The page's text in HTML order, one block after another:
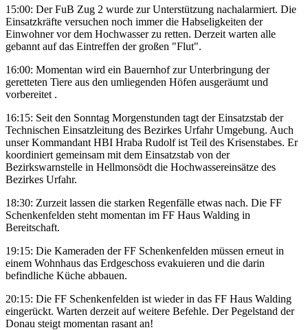
15:00: Der FuB Zug 2 wurde zur Unterstützung nachalarmiert. Die
Einsatzkräfte versuchen noch immer die Habseligkeiten der
Einwohner vor dem Hochwasser zu retten. Derzeit warten alle
gebannt auf das Eintreffen der großen "Flut".
16:00: Momentan wird ein Bauernhof zur Unterbringung der
geretteten Tiere aus den umliegenden Höfen ausgeräumt und
vorbereitet .
16:15: Seit den Sonntag Morgenstunden tagt der Einsatzstab der
Technischen Einsatzleitung des Bezirkes Urfahr Umgebung. Auch
unser Kommandant HBI Hraba Rudolf ist Teil des Krisenstabes. Er
koordiniert gemeinsam mit dem Einsatzstab von der
Bezirkswarnstelle in Hellmonsödt die Hochwassereinsätze des
Bezirkes Urfahr.
18:30: Zurzeit lassen die starken Regenfälle etwas nach. Die FF
Schenkenfelden steht momentan im FF Haus Walding in
Bereitschaft.
19:15: Die Kameraden der FF Schenkenfelden müssen erneut in
einem Wohnhaus das Erdgeschoss evakuieren und die darin
befindliche Küche abbauen.
20:15: Die FF Schenkenfelden ist wieder in das FF Haus Walding
eingerückt. Warten derzeit auf weitere Befehle. Der Pegelstand der
Donau steigt momentan rasant an!